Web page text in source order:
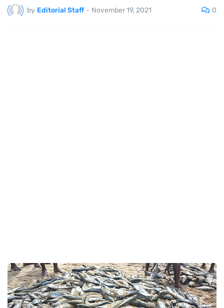
by Editorial Staff - November 19, 2021 0